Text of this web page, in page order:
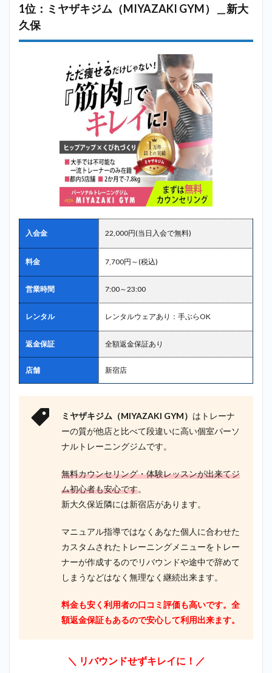
2.7
7位：
（UNDEUX）
＿新大久保
ビーコンセ
プト（B
CONCEPT）
＿新大久保
ジオコン
kompas）
2.10
10位：デ
＿新大久
保
保で探すな
らミヤザキ
ジム
GYM）が最
もおすす
め！
まと
1位：ミヤザキジム（MIYAZAKI GYM）＿新大
久保
入会金 22,000円(当日入会で無料)
料金 7,700円～(税込)
営業時間 7:00～23:00
レンタル レンタルウェアあり：手ぶらOK
返金保証 全額返金保証あり
店舗 新宿店
ミヤザキジム（MIYAZAKI GYM） はトレーナ
ーの質が他店と比べて段違いに高い個室パーソ
ナルトレーニングジムです。
無料カウンセリング・体験レッスンが出来てジ
ム初心者も安心です。
新大久保近隣には新宿店があります。
マニュアル指導ではなくあなた個人に合わせた
カスタムされたトレーニングメニューをトレー
ナーが作成するのでリバウンドや途中で辞めて
しまうなどはなく無理なく継続出来ます。
料金も安く利用者の口コミ評価も高いです。全
額返金保証もあるので安心して利用出来ます。
＼ リバウンドせずキレイに！／